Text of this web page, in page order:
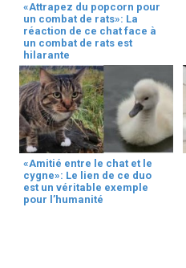
«Attrapez du popcorn pour
un combat de rats»: La
réaction de ce chat face à
un combat de rats est
hilarante
«Amitié entre le chat et le
cygne»: Le lien de ce duo
est un véritable exemple
pour l’humanité